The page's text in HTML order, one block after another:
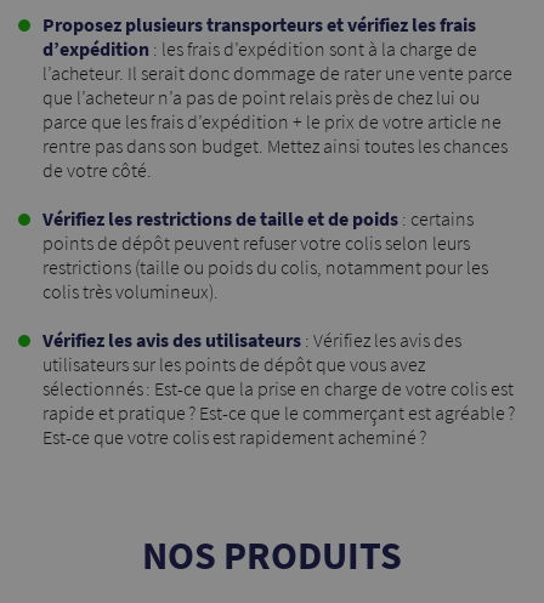
Proposez plusieurs transporteurs et vérifiez les frais
d’expédition : les frais d’expédition sont à la charge de
l’acheteur. Il serait donc dommage de rater une vente parce
que l’acheteur n’a pas de point relais près de chez lui ou
parce que les frais d’expédition + le prix de votre article ne
rentre pas dans son budget. Mettez ainsi toutes les chances
de votre côté.
Vérifiez les restrictions de taille et de poids : certains
points de dépôt peuvent refuser votre colis selon leurs
restrictions (taille ou poids du colis, notamment pour les
colis très volumineux).
Vérifiez les avis des utilisateurs : Vérifiez les avis des
utilisateurs sur les points de dépôt que vous avez
sélectionnés : Est-ce que la prise en charge de votre colis est
rapide et pratique ? Est-ce que le commerçant est agréable ?
Est-ce que votre colis est rapidement acheminé ?
NOS PRODUITS